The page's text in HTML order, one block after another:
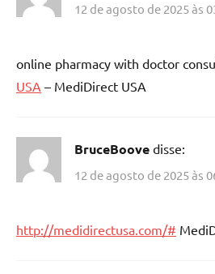
12 de agosto de 2025 às
online pharmacy with doctor
USA – MediDirect USA
BruceBoove disse:
12 de agosto de 2025 às
http://medidirectusa.com/#